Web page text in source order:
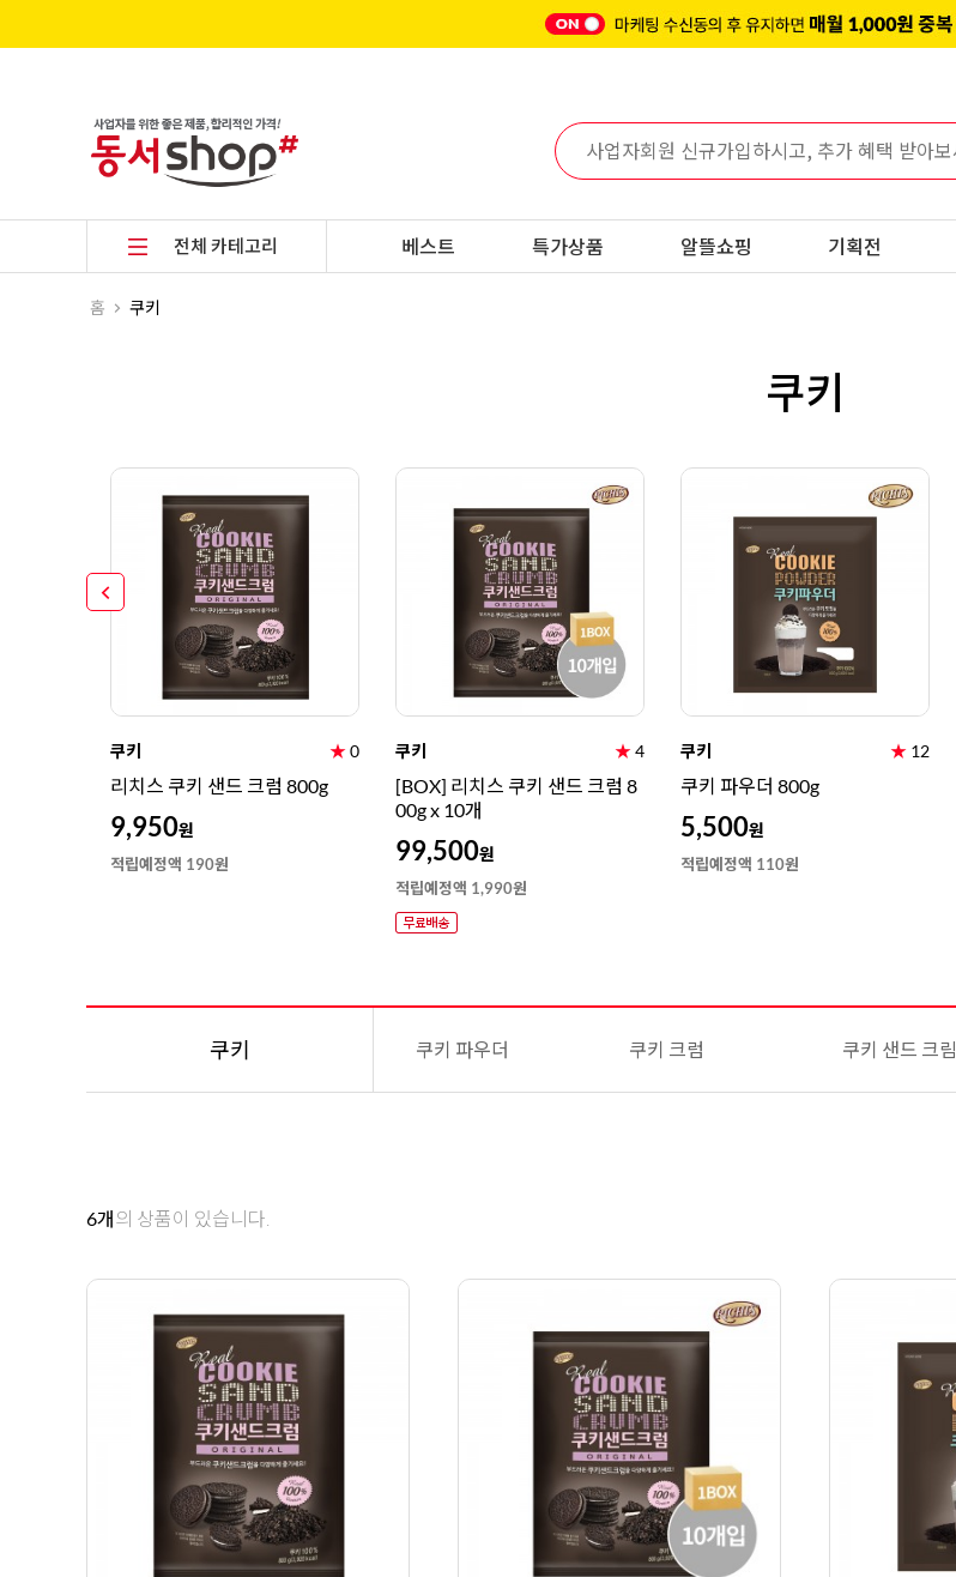
전체 카테고리 베스트 특가상품 알뜰쇼핑 기획전
홈 쿠키
쿠키
쿠키 ★0
리치스 쿠키 샌드 크럼 800g
9,950원
적립예정액 190원
쿠키 ★4
[BOX] 리치스 쿠키 샌드 크럼 8
00g x 10개
99,500원
적립예정액 1,990원
쿠키 ★ 12
쿠키 파우더 800g
5,500원
적립예정액 110원
쿠키 쿠키 파우더 쿠키 크럼 쿠키 샌드 크림
6개의 상품이 있습니다.